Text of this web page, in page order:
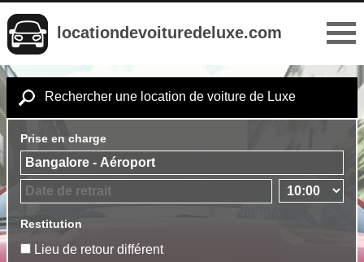
locationdevoituredeluxe.com
Rechercher une location de voiture de Luxe
Prise en charge
Restitution
Lieu de retour différent